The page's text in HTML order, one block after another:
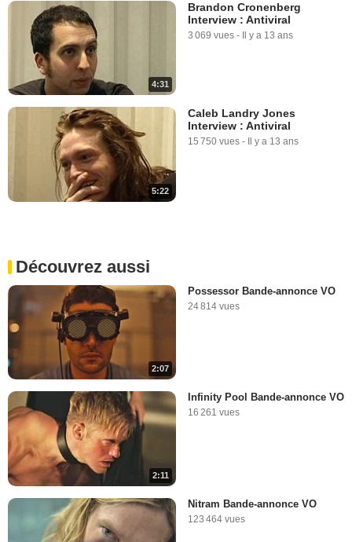
4:31
Brandon Cronenberg
Interview : Antiviral
3 069 vues - Il y a 13 ans
5:22
Caleb Landry Jones
Interview : Antiviral
15 750 vues - Il y a 13 ans
Découvrez aussi
2:07
Possessor Bande-annonce VO
24 814 vues
2:11
Infinity Pool Bande-annonce VO
16 261 vues
Nitram Bande-annonce VO
123 464 vues